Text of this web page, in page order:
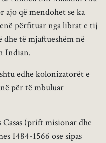
ajo që mendohet se ka
përfituar nga librat e tij
të mjaftueshëm në
Indian.
edhe kolonizatorët e
për të mbuluar
Casas (prift misionar dhe
1484-1566 ose sipas